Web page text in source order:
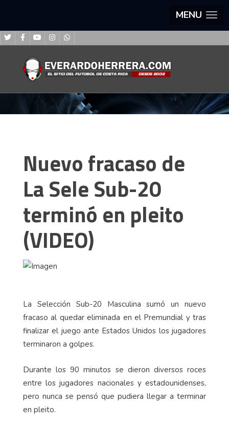
MENU
Nuevo fracaso de
La Sele Sub-20
terminó en pleito
(VIDEO)
La Selección Sub-20 Masculina sumó un nuevo
fracaso al quedar eliminada en el Premundial y tras
finalizar el juego ante Estados Unidos los jugadores
terminaron a golpes.
Durante los 90 minutos se dieron diversos roces
entre los jugadores nacionales y estadounidenses,
pero nunca se pensó que pudiera llegar a terminar
en pleito.